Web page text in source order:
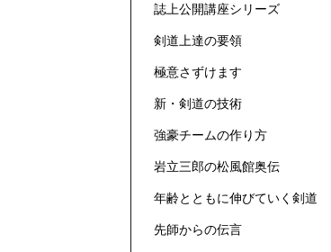
誌上公開講座シリーズ
剣道上達の要領
極意さずけます
新・剣道の技術
強豪チームの作り方
岩立三郎の松風館奥伝
年齢とともに伸びていく剣道
先師からの伝言